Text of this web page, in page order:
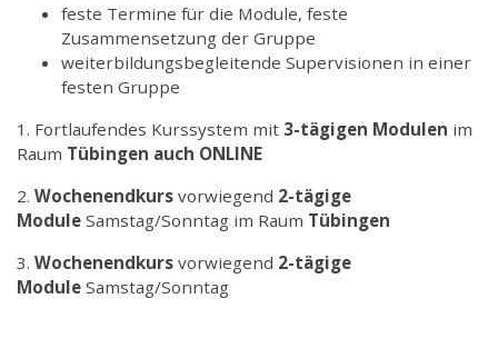
feste Termine für die Module, feste
Zusammensetzung der Gruppe
weiterbildungsbegleitende Supervisionen in einer
festen Gruppe
1. Fortlaufendes Kurssystem mit 3-tägigen Modulen im
Raum Tübingen auch ONLINE
2. Wochenendkurs vorwiegend 2-tägige
Module Samstag/Sonntag im Raum Tübingen
3. Wochenendkurs vorwiegend 2-tägige
Module Samstag/Sonntag